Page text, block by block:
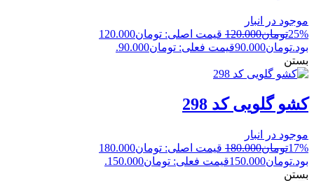
موجود در انبار
25%تومان120.000
قیمت اصلی: تومان120.000
بود.تومان90.000قیمت فعلی: تومان90.000.
بستن
کشو گلویی کد 298
موجود در انبار
17%تومان180.000
قیمت اصلی: تومان180.000
بود.تومان150.000قیمت فعلی: تومان150.000.
بستن